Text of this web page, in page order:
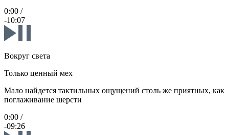
0:00 /
-10:07
Вокруг света
Только ценный мех
Мало найдется тактильных ощущений столь же приятных, как
поглаживание шерсти
0:00 /
-09:26